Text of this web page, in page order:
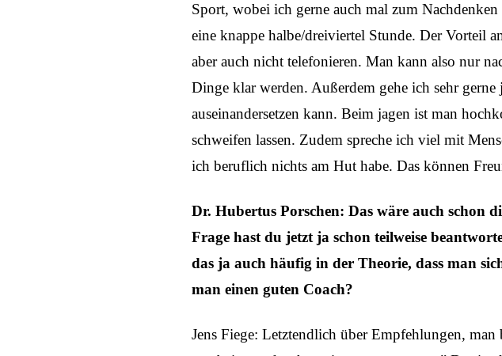
Sport, wobei ich gerne auch mal zum
eine knappe halbe/dreiviertel Stunde. Der Vorteil
aber auch nicht telefonieren. Man kann also nur
Dinge klar werden. Außerdem gehe ich sehr
auseinandersetzen kann. Beim jagen ist man
schweifen lassen. Zudem spreche ich viel mit
ich beruflich nichts am Hut habe. Das können
Dr. Hubertus Porschen: Das wäre auch schon
Frage hast du jetzt ja schon teilweise
das ja auch häufig in der Theorie, dass man
man einen guten Coach?
Jens Fiege: Letztendlich über Empfehlungen,